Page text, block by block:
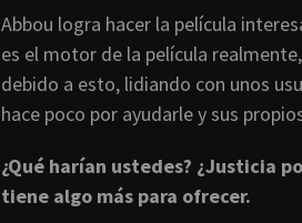
Abbou logra hacer la película
es el motor de la película
debido a esto, lidiando con unos
hace poco por ayudarle y sus
¿Qué harían ustedes? ¿Justicia
tiene algo más para ofrecer.